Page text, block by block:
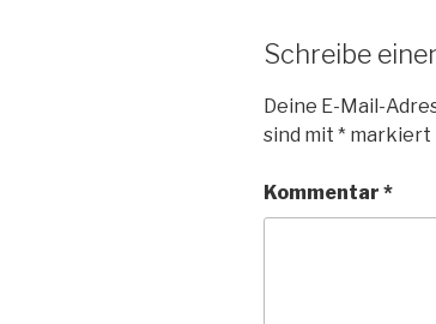
Schreibe
Deine E-Mail-
sind mit * markiert
Kommentar *